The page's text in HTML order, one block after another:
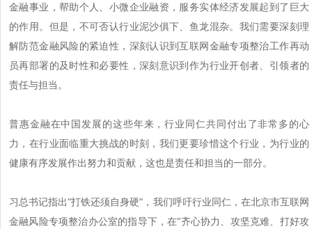
金融事业，帮助个人、小微企业融资，服务实体经济发展起到了巨大
的作用。但是，不可否认行业泥沙俱下、鱼龙混杂。我们需要深刻理
解防范金融风险的紧迫性，深刻认识到互联网金融专项整治工作再动
员再部署的及时性和必要性，深刻意识到作为行业开创者、引领者的
责任与担当。
普惠金融在中国发展的这些年来，行业同仁共同付出了非常多的心
力，在行业面临重大挑战的时刻，我们更要珍惜这个行业，为行业的
健康有序发展作出努力和贡献，这也是责任和担当的一部分。
习总书记指出“打铁还须自身硬”，我们呼吁行业同仁，在北京市互联网
金融风险专项整治办公室的指导下，在“齐心协力、攻坚克难、打好攻